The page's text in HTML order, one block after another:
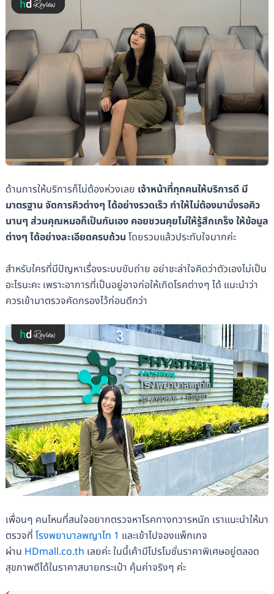
ด้านการให้บริการก็ไม่ต้องห่วงเลย เจ้าหน้าที่ทุกคนให้บริการดี มี
มาตรฐาน จัดการคิวต่างๆ ได้อย่างรวดเร็ว ทำให้ไม่ต้องมานั่งรอคิว
นานๆ ส่วนคุณหมอก็เป็นกันเอง คอยชวนคุยไม่ให้รู้สึกเกร็ง ให้ข้อมูล
ต่างๆ ได้อย่างละเอียดครบถ้วน โดยรวมแล้วประทับใจมากค่ะ
สำหรับใครที่มีปัญหาเรื่องระบบขับถ่าย อย่าชะล่าใจคิดว่าตัวเองไม่เป็น
อะไรนะคะ เพราะอาการที่เป็นอยู่อาจก่อให้เกิดโรคต่างๆ ได้ แนะนำว่า
ควรเข้ามาตรวจคัดกรองไว้ก่อนดีกว่า
เพื่อนๆ คนไหนที่สนใจอยากตรวจหาโรคทางทวารหนัก เราแนะนำให้มา
ตรวจที่ โรงพยาบาลพญาไท 1 และเข้าไปจองแพ็กเกจ
ผ่าน HDmall.co.th เลยค่ะ ในนี้เค้ามีโปรโมชั่นราคาพิเศษอยู่ตลอด
สุขภาพดีได้ในราคาสบายกระเป๋า คุ้มค่าจริงๆ ค่ะ